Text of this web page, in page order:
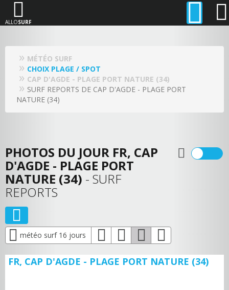
ALLOSURF
MÉTÉO SURF
CHOIX PLAGE / SPOT
CAP D'AGDE - PLAGE PORT NATURE (34)
SURF REPORTS DE CAP D'AGDE - PLAGE PORT
NATURE (34)
PHOTOS DU JOUR FR, CAP
D'AGDE - PLAGE PORT
NATURE (34) - SURF
REPORTS
météo surf 16 jours
FR, CAP D'AGDE - PLAGE PORT NATURE (34)